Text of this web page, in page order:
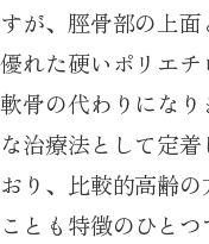
すが、脛骨部の上
優れた硬いポリエ
軟骨の代わりにな
な治療法として定
おり、比較的高齢
ことも特徴のひとつ